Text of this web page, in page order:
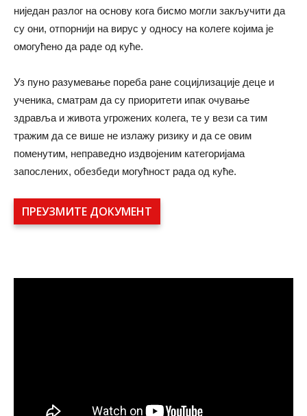
ниједан разлог на основу кога бисмо могли закључити да
су они, отпорнији на вирус у односу на колеге којима је
омогућено да раде од куће.
Уз пуно разумевање пореба ране социјлизације деце и
ученика, сматрам да су приоритети ипак очување
здравља и живота угрожених колега, те у вези са тим
тражим да се више не излажу ризику и да се овим
поменутим, неправедно издвојеним категоријама
запослених, обезбеди могућност рада од куће.
ПРЕУЗМИТЕ ДОКУМЕНТ